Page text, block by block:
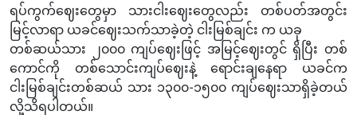
ရပ်ကွက်ဈေးတွေမှာ သားငါးဈေးတွေလည်း တစ်ပတ်အတွင်း
မြင့်လာရာ ယခင်ဈေးသက်သာခဲ့တဲ့ ငါးမြစ်ချင်း က ယခု
တစ်ဆယ်သား ၂၀၀၀ ကျပ်ဈေးဖြင့် အမြင့်ဈေးတွင် ရှိပြီး တစ်
ကောင်ကို တစ်သောင်းကျပ်ဈေးနဲ့ ရောင်းချနေရာ ယခင်က
ငါးမြစ်ချင်းတစ်ဆယ် သား ၁၃၀၀-၁၅၀၀ ကျပ်ဈေးသာရှိခဲ့တယ်
လို့သိရပါတယ်။